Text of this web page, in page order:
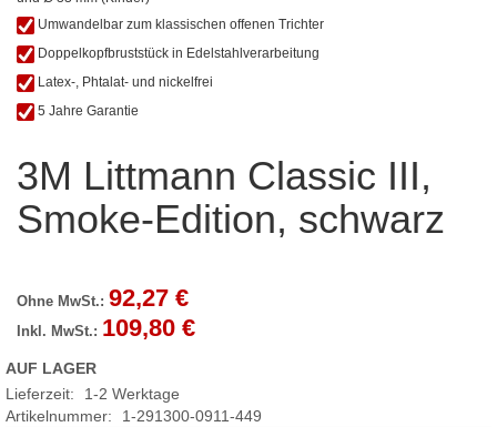
3M Littmann Classic III,
Smoke-Edition, schwarz
92,27 €
109,80 €
AUF LAGER
Lieferzeit:
1-2 Werktage
Artikelnummer
1-291300-0911-449
Umwandelbar zum klassischen offenen Trichter
Doppelkopfbruststück in Edelstahlverarbeitung
Latex-, Phtalat- und nickelfrei
5 Jahre Garantie